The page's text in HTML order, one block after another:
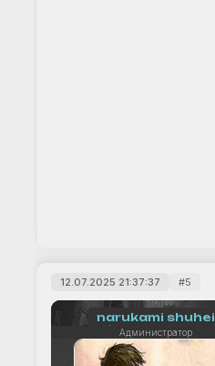
5
12.07.2025 21:37:37
narukami shuhei
Администратор